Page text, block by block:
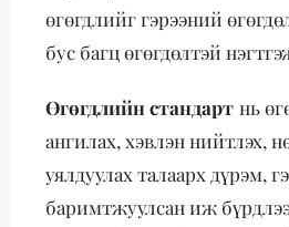
өгөгдлийг гэрээний
бус багц өгөгдөлтэй
Өгөгдлийн стандарт нь
ангилах, хэвлэн нийтлэх,
уялдуулах талаарх дүрэм,
баримтжуулсан иж